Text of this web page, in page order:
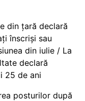
din țară declară
înscriși sau
din iulie / La
declară
25 de ani
posturilor după